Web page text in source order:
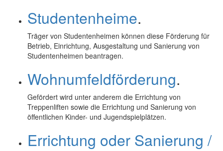
Studentenheime.
Träger von Studentenheimen können diese Förderung für
Betrieb, Einrichtung, Ausgestaltung und Sanierung von
Studentenheimen beantragen.
Wohnumfeldförderung.
Gefördert wird unter anderem die Errichtung von
Treppenliften sowie die Errichtung und Sanierung von
öffentlichen Kinder- und Jugendspielplätzen.
Errichtung oder Sanierung /